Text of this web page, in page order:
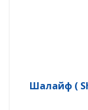
Шалайф (